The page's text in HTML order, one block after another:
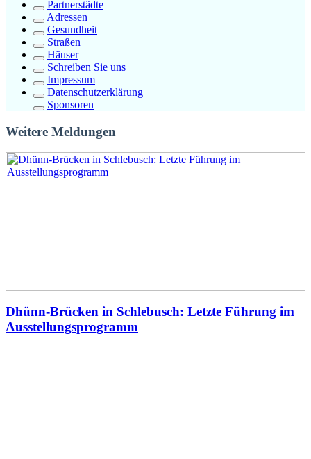
Partnerstädte
Adressen
Gesundheit
Straßen
Häuser
Schreiben Sie uns
Impressum
Datenschutzerklärung
Sponsoren
Weitere Meldungen
Dhünn-Brücken in Schlebusch: Letzte Führung im
Ausstellungsprogramm